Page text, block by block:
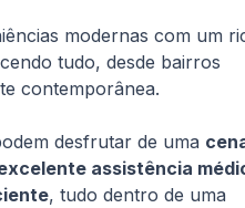
modernas com um
tudo, desde bairros
contemporânea.
desfrutar de uma
assistência
, tudo dentro de uma